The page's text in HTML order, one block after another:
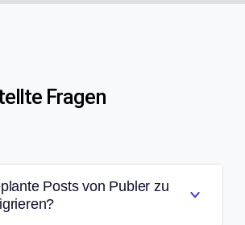
Fragen
Posts von Publer zu